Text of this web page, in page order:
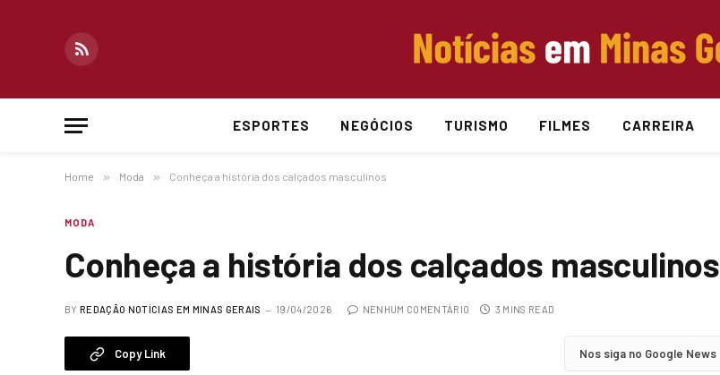
RSS
ESPORTES NEGÓCIOS TURISMO FILMES CARREIRA
Home » Moda » Conheça a história dos calçados masculinos
MODA
Conheça a história dos calçados masculinos
BY REDAÇÃO NOTÍCIAS EM MINAS GERAIS 19/04/2026 NENHUM COMENTÁRIO 3 MINS READ
Copy Link Nos siga no Google News